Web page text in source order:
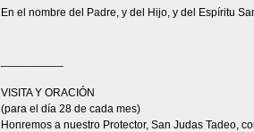
En el nombre del Padre, y del Hijo, y del Espíritu
VISITA Y ORACIÓN
(para el día 28 de cada mes)
Honremos a nuestro Protector, San Judas Tadeo,